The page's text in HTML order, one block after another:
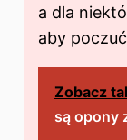
a dla
aby
Zobacz
są opony